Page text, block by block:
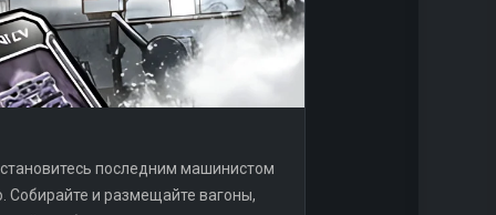
последним машинистом
Собирайте и размещайте вагоны,